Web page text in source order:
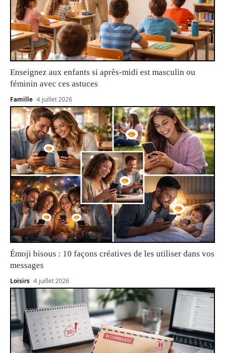
Enseignez aux enfants si après-midi est masculin ou
féminin avec ces astuces
Famille 4 juillet 2026
Émoji bisous : 10 façons créatives de les utiliser dans vos
messages
Loisirs 4 juillet 2026